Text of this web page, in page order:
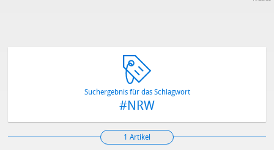
Suchergebnis für das Schlagwort
#NRW
1 Artikel